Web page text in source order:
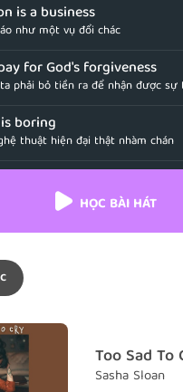
is a business
như một vụ đổi chác
for God's forgiveness
phải bỏ tiền ra để nhận được sự
boring
thuật hiện đại thật nhàm chán
thì thật khó ưa
lasts forever
was better
or am I kinda right?
không, hay tôi chẳng còn tỉnh táo?
HỌC BÀI HÁT
Too Sad To
Sasha Sloan